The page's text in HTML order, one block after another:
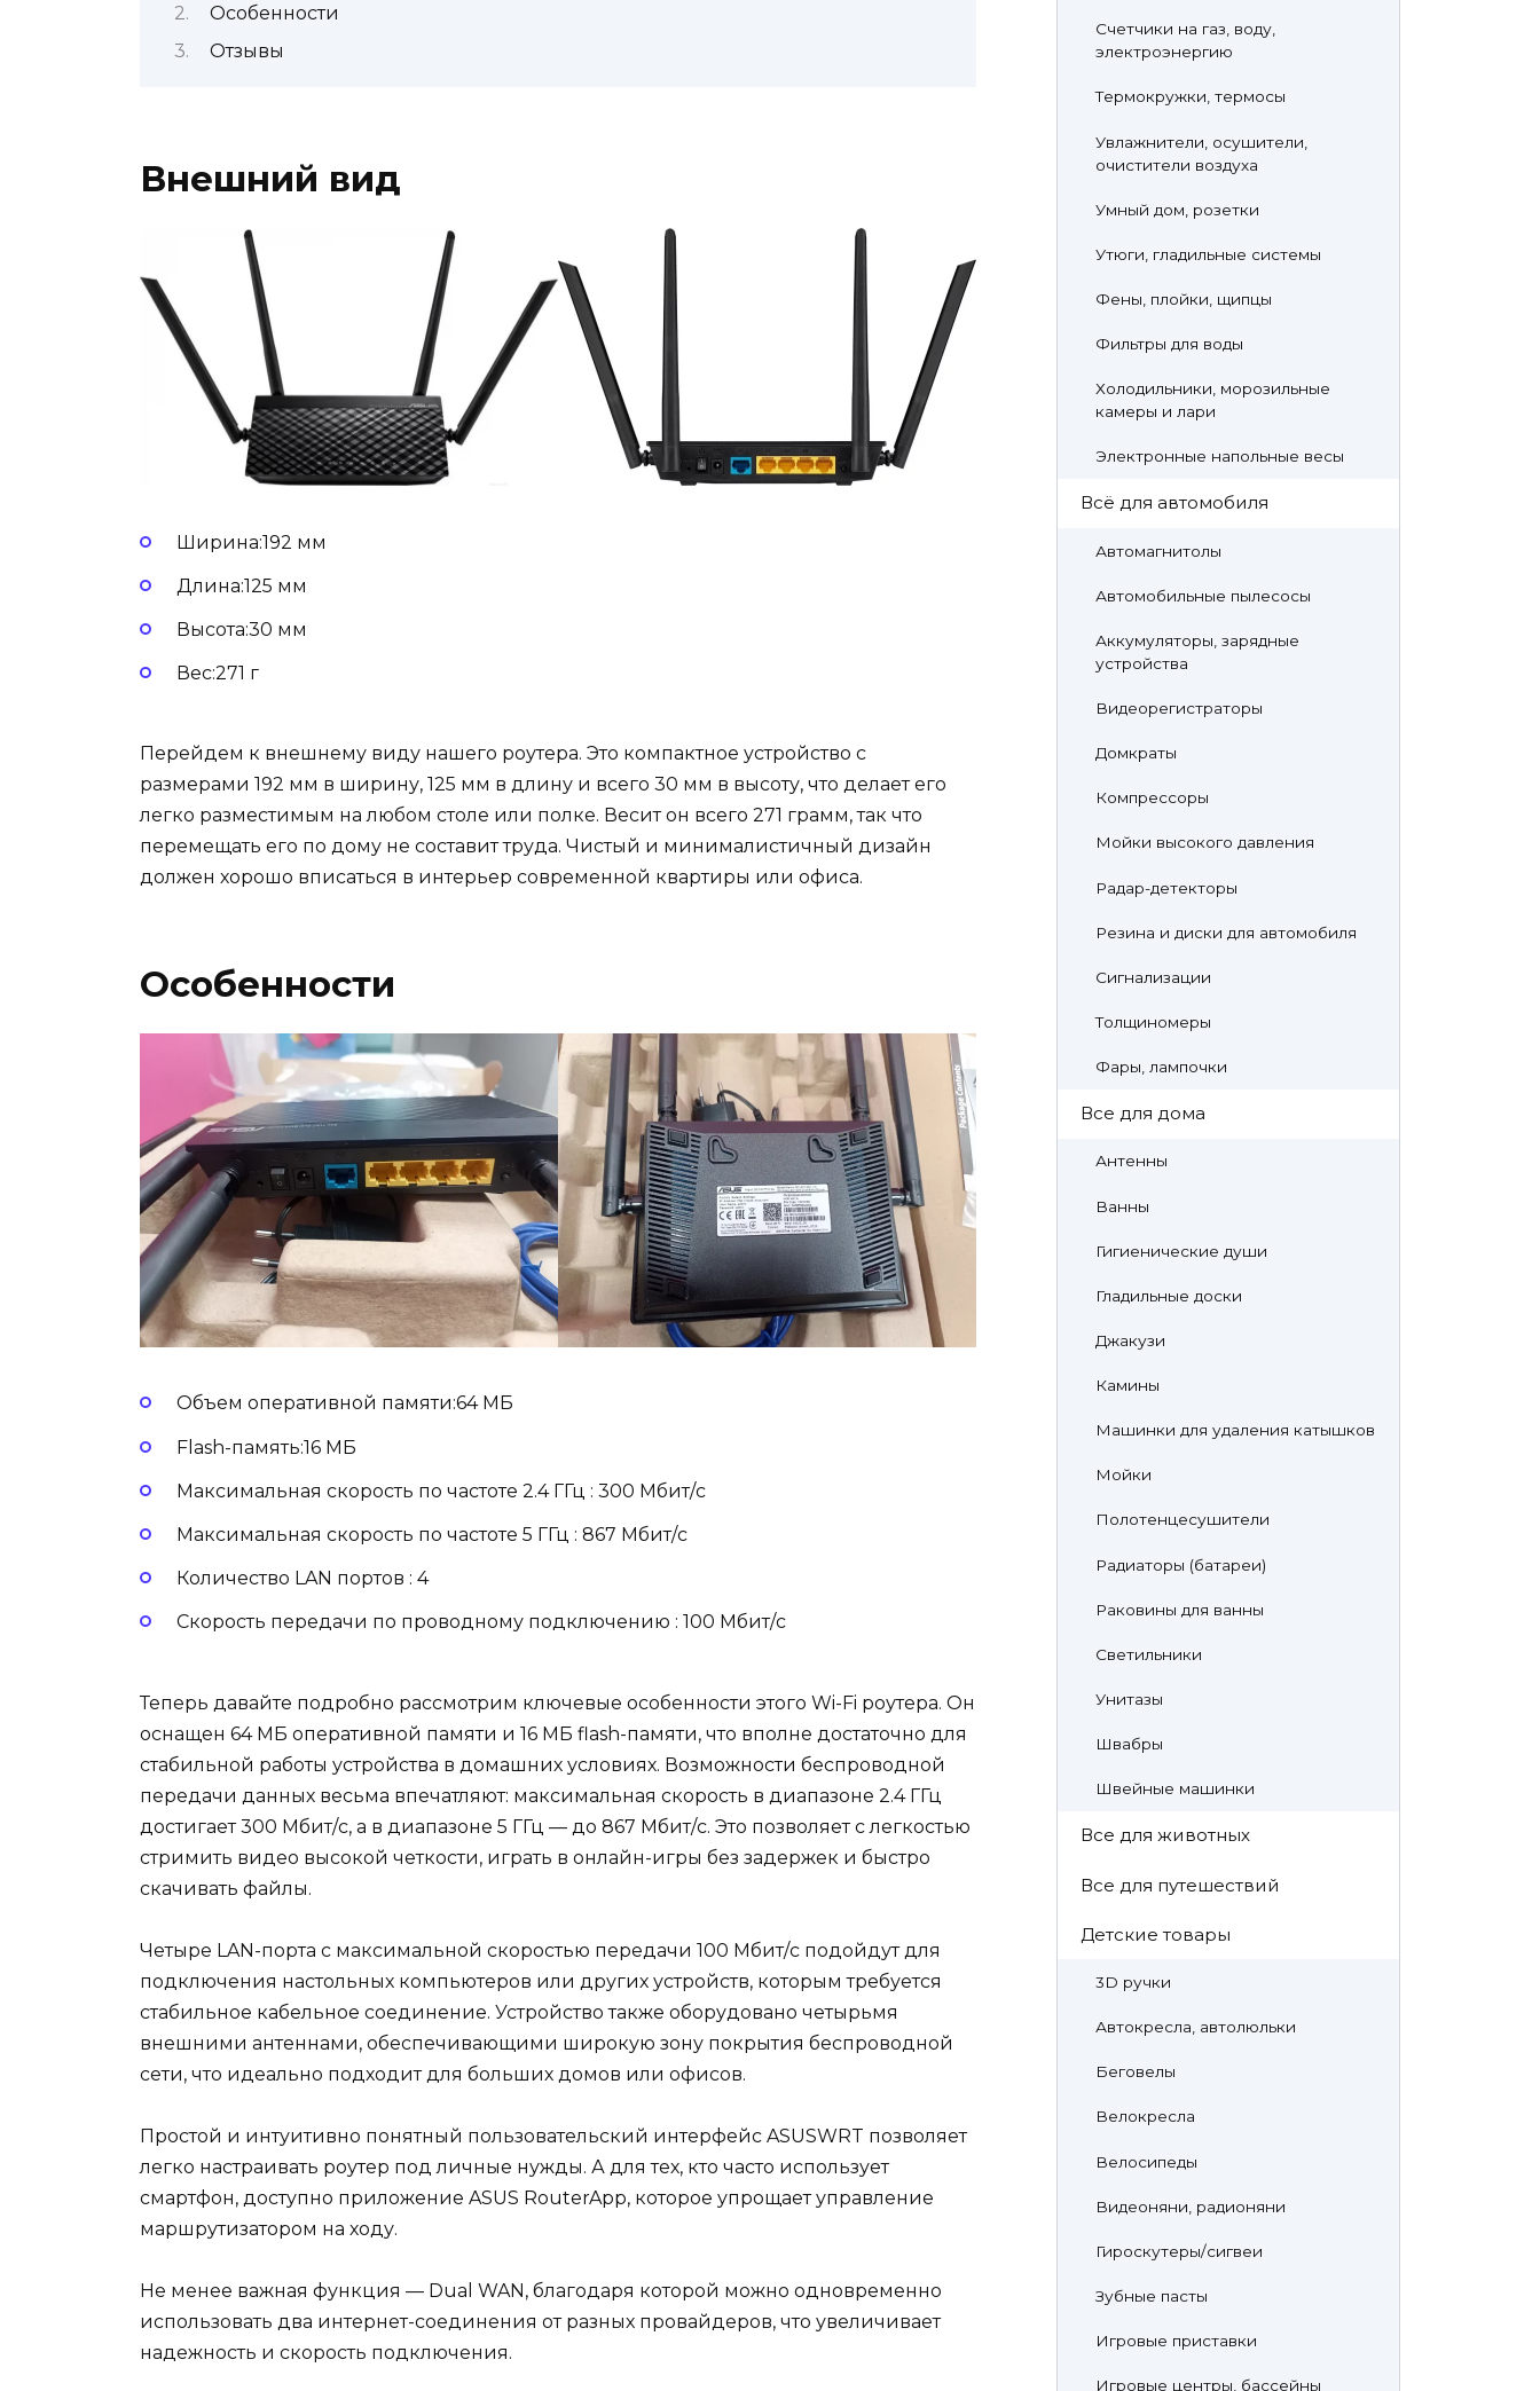
Особенности
Отзывы
Внешний вид
Ширина:192 мм
Длина:125 мм
Высота:30 мм
Вес:271 г
Перейдем к внешнему виду нашего роутера. Это компактное устройство с
размерами 192 мм в ширину, 125 мм в длину и всего 30 мм в высоту, что делает его
легко разместимым на любом столе или полке. Весит он всего 271 грамм, так что
перемещать его по дому не составит труда. Чистый и минималистичный дизайн
должен хорошо вписаться в интерьер современной квартиры или офиса.
Особенности
Объем оперативной памяти:64 МБ
Flash-память:16 МБ
Максимальная скорость по частоте 2.4 ГГц : 300 Мбит/с
Максимальная скорость по частоте 5 ГГц : 867 Мбит/с
Количество LAN портов : 4
Скорость передачи по проводному подключению : 100 Мбит/с
Теперь давайте подробно рассмотрим ключевые особенности этого Wi-Fi роутера. Он
оснащен 64 МБ оперативной памяти и 16 МБ flash-памяти, что вполне достаточно для
стабильной работы устройства в домашних условиях. Возможности беспроводной
передачи данных весьма впечатляют: максимальная скорость в диапазоне 2.4 ГГц
достигает 300 Мбит/с, а в диапазоне 5 ГГц — до 867 Мбит/с. Это позволяет с легкостью
стримить видео высокой четкости, играть в онлайн-игры без задержек и быстро
скачивать файлы.
Четыре LAN-порта с максимальной скоростью передачи 100 Мбит/с подойдут для
подключения настольных компьютеров или других устройств, которым требуется
стабильное кабельное соединение. Устройство также оборудовано четырьмя
внешними антеннами, обеспечивающими широкую зону покрытия беспроводной
сети, что идеально подходит для больших домов или офисов.
Простой и интуитивно понятный пользовательский интерфейс ASUSWRT позволяет
легко настраивать роутер под личные нужды. А для тех, кто часто использует
смартфон, доступно приложение ASUS RouterApp, которое упрощает управление
маршрутизатором на ходу.
Не менее важная функция — Dual WAN, благодаря которой можно одновременно
использовать два интернет-соединения от разных провайдеров, что увеличивает
надежность и скорость подключения.
Счетчики на газ, воду,
электроэнергию
Термокружки, термосы
Увлажнители, осушители,
очистители воздуха
Умный дом, розетки
Утюги, гладильные системы
Фены, плойки, щипцы
Фильтры для воды
Холодильники, морозильные
камеры и лари
Электронные напольные весы
Всё для автомобиля
Автомагнитолы
Автомобильные пылесосы
Аккумуляторы, зарядные
устройства
Видеорегистраторы
Домкраты
Компрессоры
Мойки высокого давления
Радар-детекторы
Резина и диски для автомобиля
Сигнализации
Толщиномеры
Фары, лампочки
Все для дома
Антенны
Ванны
Гигиенические души
Гладильные доски
Джакузи
Камины
Машинки для удаления катышков
Мойки
Полотенцесушители
Радиаторы (батареи)
Раковины для ванны
Светильники
Унитазы
Швабры
Швейные машинки
Все для животных
Все для путешествий
Детские товары
3D ручки
Автокресла, автолюльки
Беговелы
Велокресла
Велосипеды
Видеоняни, радионяни
Гироскутеры/сигвеи
Зубные пасты
Игровые приставки
Игровые центры, бассейны